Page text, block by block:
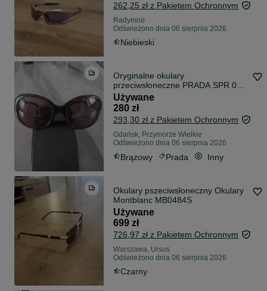
262,25 zł z Pakietem Ochronnym
Radymno
Odświeżono dnia 06 sierpnia 2026
Niebieski
Oryginalne okulary
przeciwsłoneczne PRADA SPR 08L
2AU-8C1 Vintage Oversize z
oryginalnym etui i certyfikatem
Używane
280 zł
293,30 zł z Pakietem Ochronnym
Gdańsk, Przymorze Wielkie
Odświeżono dnia 06 sierpnia 2026
Brązowy Prada Inny
Okulary pszeciwsłoneczny Okulary
Montblanc MB0484S
Używane
699 zł
726,97 zł z Pakietem Ochronnym
Warszawa, Ursus
Odświeżono dnia 06 sierpnia 2026
Czarny